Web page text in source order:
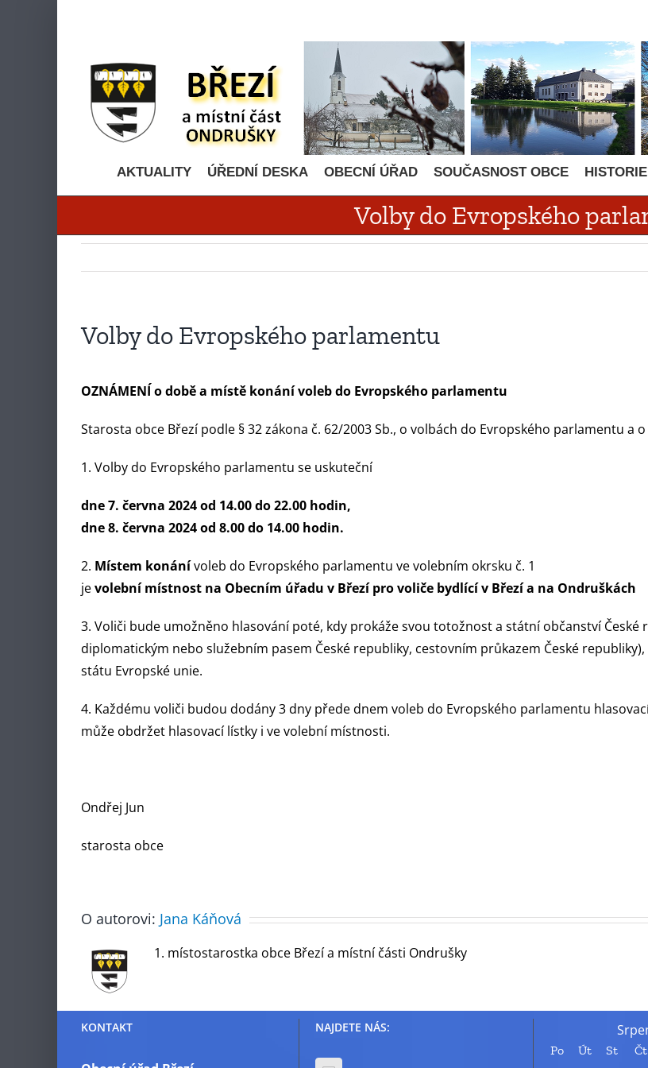
AKTUALITY ÚŘEDNÍ DESKA OBECNÍ ÚŘAD SOUČASNOST OBCE
Volby do Evropského
Volby do Evropského parlamentu
OZNÁMENÍ o době a místě konání voleb do Evropského parlamentu
Starosta obce Březí podle § 32 zákona č. 62/2003 Sb., o volbách do Evropského parlamentu a
1. Volby do Evropského parlamentu se uskuteční
dne 7. června 2024 od 14.00 do 22.00 hodin,
dne 8. června 2024 od 8.00 do 14.00 hodin.
2. Místem konánívoleb do Evropského parlamentu ve volebním okrsku č. 1
jevolební místnost na Obecním úřadu v Březípro voliče bydlící v Březí a na Ondruškách
3. Voliči bude umožněno hlasování poté, kdy prokáže svou totožnost a státní občanství
diplomatickým nebo služebním pasem České republiky, cestovním průkazem České
státu Evropské unie.
4. Každému voliči budou dodány 3 dny přede dnem voleb do Evropského parlamentu
může obdržet hlasovací lístky i ve volební místnosti.
Ondřej Jun
starosta obce
O autorovi: Jana Káňová
1. místostarostka obce Březí a místní části Ondrušky
KONTAKT NAJDETE NÁS:
Po Út St Čt